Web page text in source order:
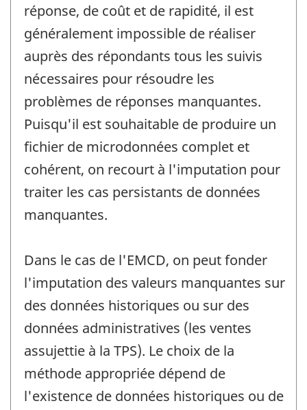
réponse, de coût et de rapidité, il est
généralement impossible de réaliser
auprès des répondants tous les suivis
nécessaires pour résoudre les
problèmes de réponses manquantes.
Puisqu'il est souhaitable de produire un
fichier de microdonnées complet et
cohérent, on recourt à l'imputation pour
traiter les cas persistants de données
manquantes.
Dans le cas de l'EMCD, on peut fonder
l'imputation des valeurs manquantes sur
des données historiques ou sur des
données administratives (les ventes
assujettie à la TPS). Le choix de la
méthode appropriée dépend de
l'existence de données historiques ou de